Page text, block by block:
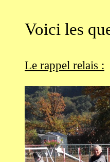
Voici les
Le rappel relais :